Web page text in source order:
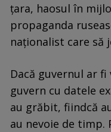
țara, haosul în
propaganda
naționalist care să
Dacă guvernul ar
guvern cu datele
au grăbit, fiindcă
au nevoie de timp.